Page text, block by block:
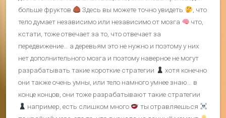
больше фруктов
Здесь вы можете точно увидеть
, что
тело думает независимо или независимо от мозга
что,
кстати, тоже отвечает за то, что отвечает за
передвижение… а деревьям это не нужно и поэтому у них
нет дополнительного мозга и поэтому наверное не могут
разрабатывать такие короткие стратегии
хотя конечно
они также очень умны, или тело намного умнее знаю… в
конце концов, они тоже разрабатывают такие стратегии
например, есть слишком много
ты отравляешься